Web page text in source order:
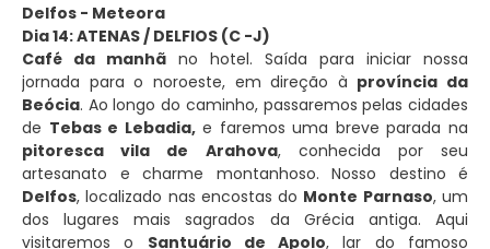
Delfos - Meteora
Dia 14: ATENAS / DELFIOS (C -J)
Café da manhã no hotel. Saída para iniciar nossa
jornada para o noroeste, em direção à província da
Beócia. Ao longo do caminho, passaremos pelas cidades
de Tebas e Lebadia,e faremos uma breve parada na
pitoresca vila de Arahova, conhecida por seu
artesanato e charme montanhoso. Nosso destino é
Delfos, localizado nas encostas do Monte Parnaso, um
dos lugares mais sagrados da Grécia antiga. Aqui
visitaremos o Santuário de Apolo, lar do famoso